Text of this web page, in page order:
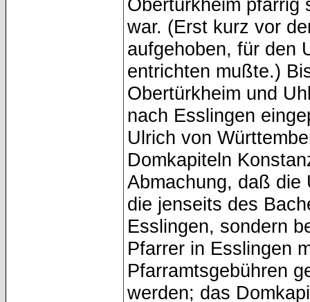
Obertürkheim pfärrig
war. (Erst kurz vor
aufgehoben, für den
entrichten mußte.)
Obertürkheim und
nach Esslingen
Ulrich von
Domkapiteln
Abmachung, daß die
die jenseits des
Esslingen, sondern
Pfarrer in Esslingen
Pfarramtsgebühren
werden; das